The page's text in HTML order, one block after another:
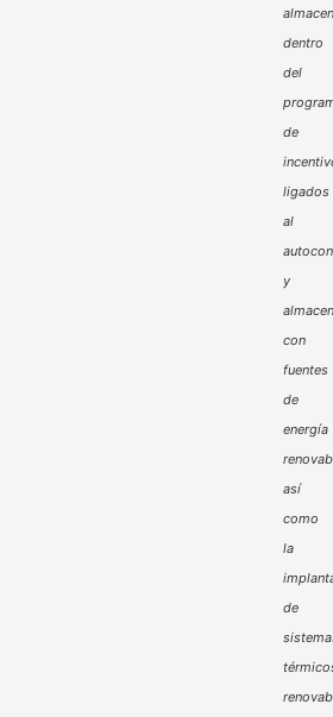
dentro
del
de
ligados
al
y
con
fuentes
de
energía
así
como
la
de